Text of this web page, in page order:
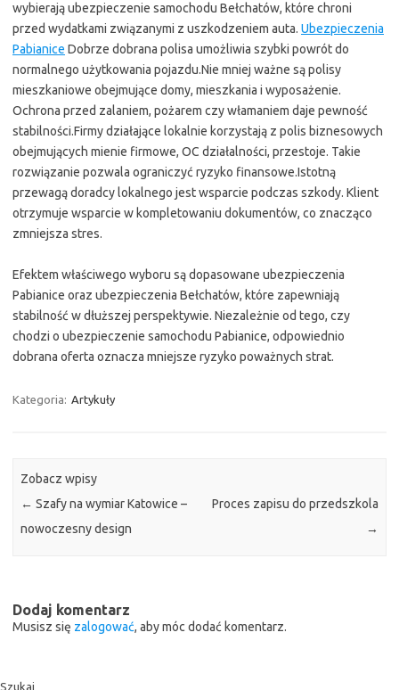
wybierają ubezpieczenie samochodu Bełchatów, które chroni
przed wydatkami związanymi z uszkodzeniem auta. Ubezpieczenia
Pabianice Dobrze dobrana polisa umożliwia szybki powrót do
normalnego użytkowania pojazdu.Nie mniej ważne są polisy
mieszkaniowe obejmujące domy, mieszkania i wyposażenie.
Ochrona przed zalaniem, pożarem czy włamaniem daje pewność
stabilności.Firmy działające lokalnie korzystają z polis biznesowych
obejmujących mienie firmowe, OC działalności, przestoje. Takie
rozwiązanie pozwala ograniczyć ryzyko finansowe.Istotną
przewagą doradcy lokalnego jest wsparcie podczas szkody. Klient
otrzymuje wsparcie w kompletowaniu dokumentów, co znacząco
zmniejsza stres.
Efektem właściwego wyboru są dopasowane ubezpieczenia
Pabianice oraz ubezpieczenia Bełchatów, które zapewniają
stabilność w dłuższej perspektywie. Niezależnie od tego, czy
chodzi o ubezpieczenie samochodu Pabianice, odpowiednio
dobrana oferta oznacza mniejsze ryzyko poważnych strat.
Kategoria: Artykuły
Zobacz wpisy
← Szafy na wymiar Katowice –
nowoczesny design
Proces zapisu do przedszkola
→
Dodaj komentarz
Musisz się zalogować, aby móc dodać komentarz.
Szukaj